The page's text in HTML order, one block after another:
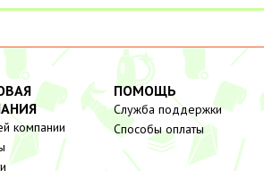
компании
ПОМОЩЬ
Служба поддержки
Способы оплаты